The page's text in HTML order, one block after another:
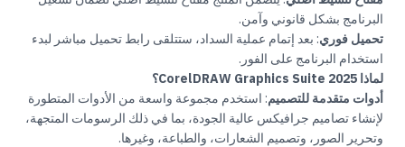
البرنامج بشكل قانوني وآمن.
تحميل فوري: بعد إتمام عملية السداد، ستتلقى رابط تحميل مباشر لبدء
استخدام البرنامج على الفور.
لماذا CorelDRAW Graphics Suite 2025؟
أدوات متقدمة للتصميم: استخدم مجموعة واسعة من الأدوات المتطورة
لإنشاء تصاميم جرافيكس عالية الجودة، بما في ذلك الرسومات المتجهة،
وتحرير الصور، وتصميم الشعارات، والطباعة، وغيرها.